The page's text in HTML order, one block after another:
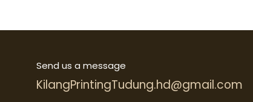
Send us a message
KilangPrintingTudung.hd@gmail.com